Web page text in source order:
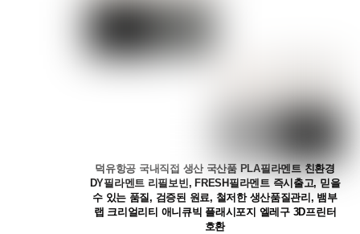
덕유항공 국내직접 생산 국산품 PLA필라멘트 친환경
DY필라멘트 리필보빈, FRESH필라멘트 즉시출고, 믿을
수 있는 품질, 검증된 원료, 철저한 생산품질관리, 뱀부
랩 크리얼리티 애니큐빅 플래시포지 엘레구 3D프린터
호환